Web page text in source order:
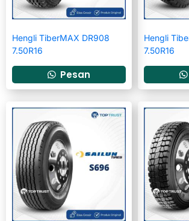
Hengli TiberMAX DR908
7.50R16
Pesan
Hengli
7.50R16